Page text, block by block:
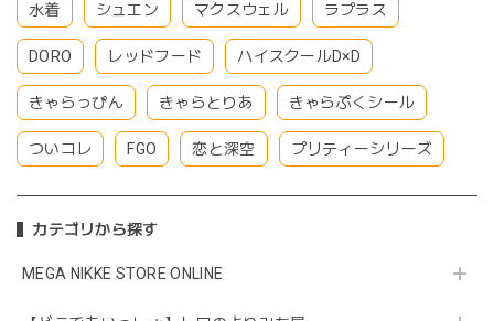
水着 シュエン マクスウェル ラプラス
DORO レッドフード ハイスクールD×D
きゃらっぴん きゃらとりあ きゃらぷくシール
ついコレ FGO 恋と深空 プリティーシリーズ
カテゴリから探す
MEGA NIKKE STORE ONLINE